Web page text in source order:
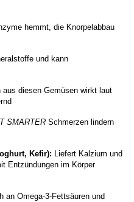
hemmt, die Knorpelabbau
und kann
aus diesen Gemüsen wirkt laut
SMARTERSchmerzen lindern
Kefir): Liefert Kalzium und
Entzündungen im Körper
an Omega-3-Fettsäuren und